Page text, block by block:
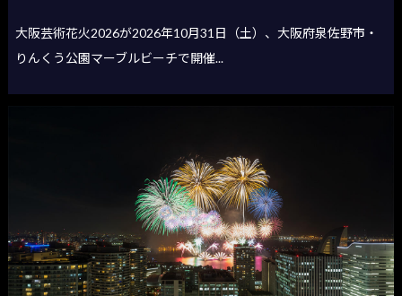
大阪芸術花火2026が2026年10月31日（土）、大阪府泉佐野市・
りんくう公園マーブルビーチで開催...